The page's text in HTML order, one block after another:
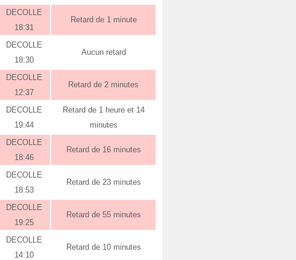
DECOLLE
18:31
Retard de 1 minute
DECOLLE
18:30
Aucun retard
DECOLLE
12:37
Retard de 2 minutes
DECOLLE
19:44
Retard de 1 heure et 14
minutes
DECOLLE
18:46
Retard de 16 minutes
DECOLLE
18:53
Retard de 23 minutes
DECOLLE
19:25
Retard de 55 minutes
DECOLLE
14:10
Retard de 10 minutes